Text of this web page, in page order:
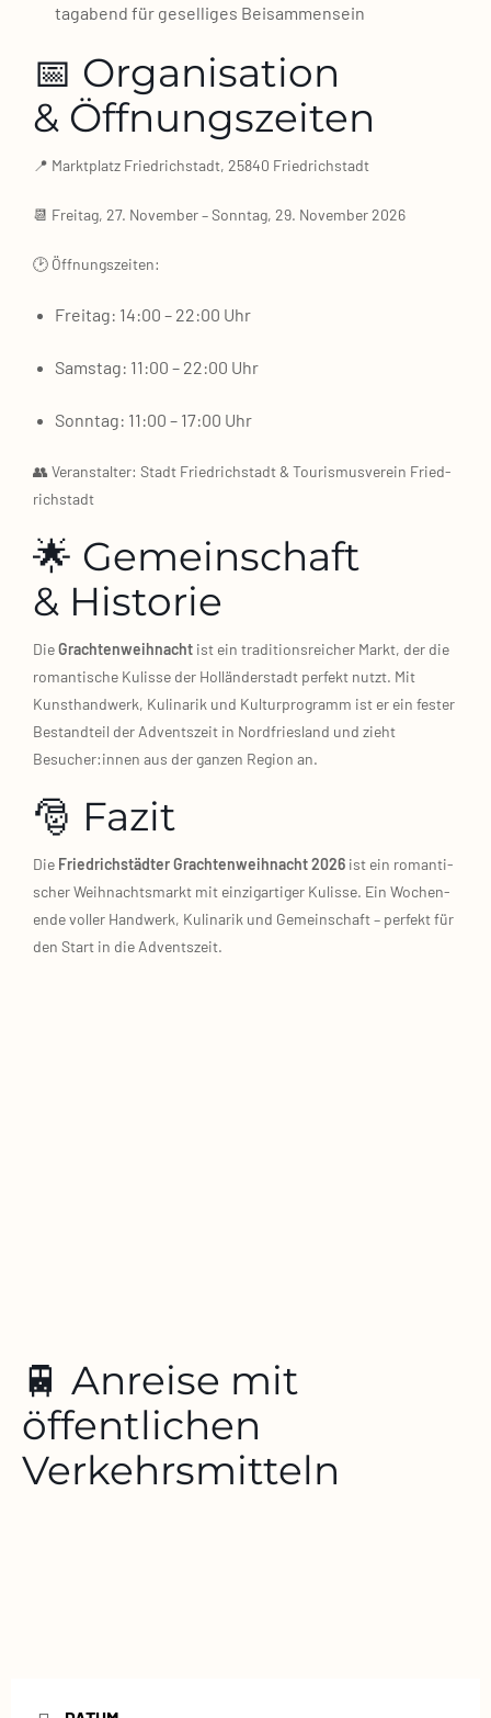
tag­abend für gesel­li­ges Bei­sam­men­sein
📅 Organisation
& Öffnungszeiten
📍 Markt­platz Fried­rich­stadt, 25840 Fried­rich­stadt
📆 Frei­tag, 27. Novem­ber – Sonn­tag, 29. Novem­ber 2026
🕑 Öff­nungs­zei­ten:
Frei­tag: 14:00 – 22:00 Uhr
Sams­tag: 11:00 – 22:00 Uhr
Sonn­tag: 11:00 – 17:00 Uhr
👥 Ver­an­stal­ter: Stadt Fried­rich­stadt & Tou­ris­mus­ver­ein Fried­
rich­stadt
🌟 Gemeinschaft
& Historie
DieGrach­ten­weih­nacht ist ein tra­di­ti­ons­rei­cher Markt, der die
roman­ti­sche Kulis­se der Hol­län­der­stadt per­fekt nutzt. Mit
Kunst­hand­werk, Kuli­na­rik und Kul­tur­pro­gramm ist er ein fes­ter
Bestand­teil der Advents­zeit in Nord­fries­land und zieht
Besucher:innen aus der gan­zen Regi­on an.
🎅 Fazit
Die Fried­rich­städ­ter Grach­ten­weih­nacht 2026 ist ein roman­ti­
scher Weih­nachts­markt mit ein­zig­ar­ti­ger Kulis­se. Ein Wochen­
en­de vol­ler Hand­werk, Kuli­na­rik und Gemein­schaft – per­fekt für
den Start in die Advents­zeit.
🚆 Anreise mit
öffentlichen
Verkehrsmitteln